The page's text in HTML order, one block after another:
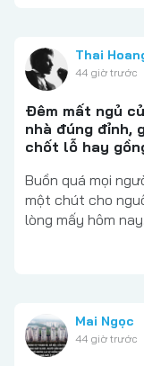
Thai
44 giờ trước
Đêm mất ngủ
nhà đúng đỉnh,
chốt lỗ hay
Buồn quá mọi
một chút cho
lòng mấy hôm
Mai Ngọc
44 giờ trước